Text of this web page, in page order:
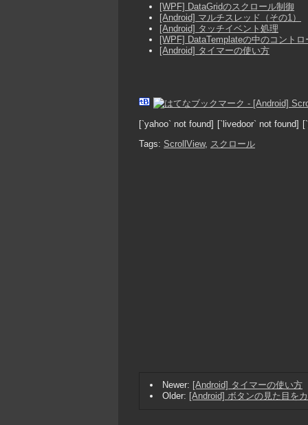
[WPF] DataGridのスクロール制御
[Android] マルチスレッド（その1）
[Android] タッチイベント処理
[WPF] DataTemplateの中のコントロ
[Android] タイマーの使い方
[`yahoo` not found] [`livedoor` not found]
Tags: ScrollView, スクロール
Newer: [Android] タイマーの使い方
Older: [Android] ボタンの見た目を